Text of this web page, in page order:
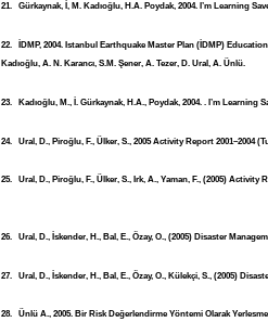
21. Gürkaynak, İ, M. Kadıoğlu, H.A. Poydak, 2004. I’m Learning
22. İDMP, 2004. Istanbul Earthquake Master Plan (İDMP)
Kadıoğlu, A. N. Karancı, S.M. Şener, A. Tezer, D. Ural, A. Ünlü.
23. Kadıoğlu, M., İ. Gürkaynak, H.A., Poydak, 2004. . I’m
24. Ural, D., Piroğlu, F., Ülker, S., 2005 Activity Report 2001–2004
25. Ural, D., Piroğlu, F., Ülker, S., Irk, A., Yaman, F., (2005) Activity
26. Ural, D., İskender, H., Bal, E., Özay, O., (2005) Disaster
27. Ural, D., İskender, H., Bal, E., Özay, O., Külekçi, S., (2005)
28. Ünlü A., 2005. Bir Risk Değerlendirme Yöntemi Olarak